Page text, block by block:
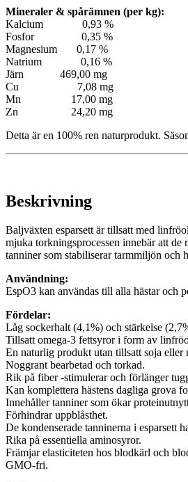
Mineraler & spårämnen (per kg):
Kalcium 0,93 %
Fosfor 0,35 %
Magnesium 0,17 %
Natrium 0,16 %
Järn 469,00 mg
Cu 7,08 mg
Mn 17,00 mg
Zn 24,20 mg
Detta är en 100% ren naturprodukt.
Beskrivning
Baljväxten esparsett är tillsatt med
mjuka torkningsprocessen innebär att
tanniner som stabiliserar tarmmiljön och
Användning:
EspO3 kan användas till alla hästar och
Fördelar:
Låg sockerhalt (4,1%) och stärkelse
Tillsatt omega-3 fettsyror i form av
En naturlig produkt utan tillsatt soja eller
Noggrant bearbetad och torkad.
Rik på fiber -stimulerar och förlänger
Kan komplettera hästens dagliga grova
Innehåller tanniner som ökar
Förhindrar uppblåsthet.
De kondenserade tanninerna i esparsett
Rika på essentiella aminosyror.
Främjar elasticiteten hos blodkärl och
GMO-fri.